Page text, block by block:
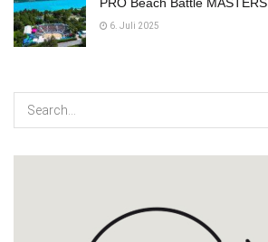
PRO Beach Battle MASTERS
6. Juli 2025